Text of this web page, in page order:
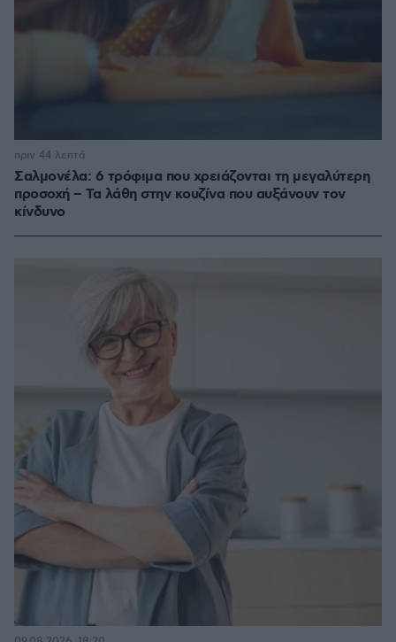
Σαλμονέλα: 6 τρόφιμα που χρειάζονται τη μεγαλύτερη
προσοχή – Τα λάθη στην κουζίνα που αυξάνουν τον
κίνδυνο
πριν 44 λεπτά